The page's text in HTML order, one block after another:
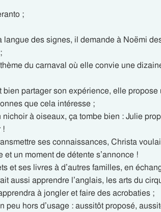
;
des signes, il demande à Noëmi
du carnaval où elle convie une
partager son expérience, elle propose
que cela intéresse ;
à oiseaux, ça tombe bien : Julie
!
ses connaissances, Christa
un moment de détente s’annonce !
et ses livres à d’autres familles, en
aussi apprendre l’anglais, les arts du
à jongler et faire des acrobaties ;
peu hors d’usage : aussitôt proposé,